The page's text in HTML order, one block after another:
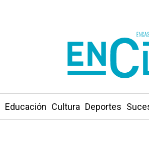
Educación Cultura Deportes